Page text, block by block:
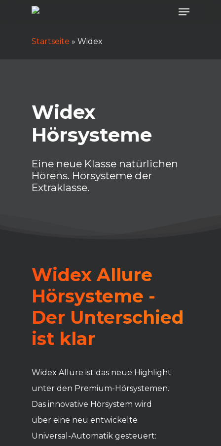
Menu
Startseite » Widex
Widex
Hörsysteme
Eine neue Klasse natürlichen
Hörens. Hörsysteme der
Extraklasse.
Widex Allure
Hörsysteme -
Der Unterschied
ist klar
Widex Allure ist das neue Highlight
unter den Premium-Hörsystemen.
Das innovative Hörsystem wird
über eine neu entwickelte
Universal-Automatik gesteuert: